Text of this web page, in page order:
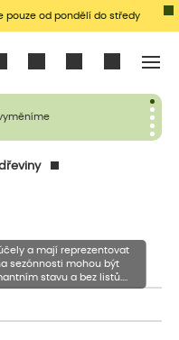
pouze od pondělí do středy
a mají reprezentovat
sezónnosti mohou být
stavu a bez listů.
než je uvedená výška,